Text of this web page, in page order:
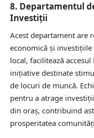
8. Departamentul
Investiții
Acest departament are
economică și
local, facilitează
inițiative destinate
de locuri de muncă.
pentru a atrage
din oraș, contribuind
prosperitatea